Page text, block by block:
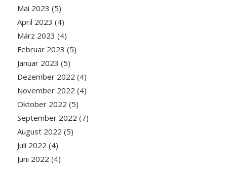
Mai 2023 (5)
April 2023 (4)
März 2023 (4)
Februar 2023 (5)
Januar 2023 (5)
Dezember 2022 (4)
November 2022 (4)
Oktober 2022 (5)
September 2022 (7)
August 2022 (5)
Juli 2022 (4)
Juni 2022 (4)